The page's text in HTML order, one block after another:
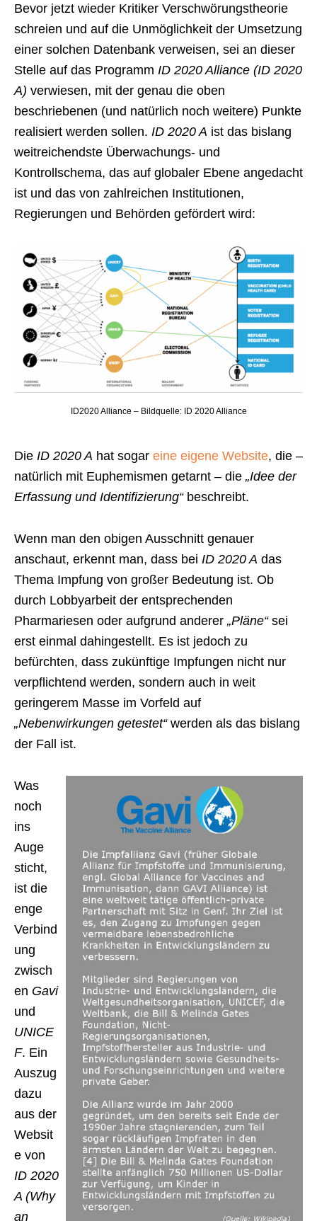
Bevor jetzt wieder Kritiker Verschwörungstheorie
schreien und auf die Unmöglichkeit der Umsetzung
einer solchen Datenbank verweisen, sei an dieser
Stelle auf das Programm ID 2020 Alliance (ID 2020
A) verwiesen, mit der genau die oben
beschriebenen (und natürlich noch weitere) Punkte
realisiert werden sollen. ID 2020 A ist das bislang
weitreichendste Überwachungs- und
Kontrollschema, das auf globaler Ebene angedacht
ist und das von zahlreichen Institutionen,
Regierungen und Behörden gefördert wird:
ID2020 Alliance – Bildquelle: ID 2020 Alliance
Die ID 2020 A hat sogar eine eigene Website, die –
natürlich mit Euphemismen getarnt – die „Idee der
Erfassung und Identifizierung“beschreibt.
Wenn man den obigen Ausschnitt genauer
anschaut, erkennt man, dass bei ID 2020 A das
Thema Impfung von großer Bedeutung ist. Ob
durch Lobbyarbeit der entsprechenden
Pharmariesen oder aufgrund anderer „Pläne“sei
erst einmal dahingestellt. Es ist jedoch zu
befürchten, dass zukünftige Impfungen nicht nur
verpflichtend werden, sondern auch in weit
geringerem Masse im Vorfeld auf
„Nebenwirkungen getestet“werden als das bislang
der Fall ist.
Was
noch
ins
Auge
sticht,
ist die
enge
Verbind
ung
zwisch
en Gavi
und
UNICE
F. Ein
Auszug
dazu
aus der
Websit
e von
ID 2020
A (Why
an